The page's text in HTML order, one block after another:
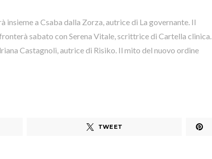
insieme a Csaba dalla Zorza, autrice di La governante. Il
sabato con Serena Vitale, scrittrice di Cartella clinica.
Castagnoli, autrice di Risiko. Il mito del nuovo ordine
TWEET